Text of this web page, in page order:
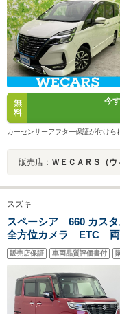
無
料
今
カーセンサーアフター保証が付けら
販売店： ＷＥＣＡＲＳ（
スズキ
スペーシア 660 カス
全方位カメラ ETC 両
レザーシート シート
ム レーダークルーズ
ー 純正アルミホイー
販売店保証 車両品質評価書付